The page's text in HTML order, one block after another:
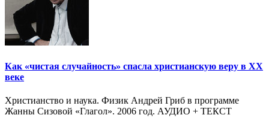
Как «чистая случайность» спасла христианскую веру в XX
веке
Христианство и наука. Физик Андрей Гриб в программе
Жанны Сизовой «Глагол». 2006 год. АУДИО + ТЕКСТ